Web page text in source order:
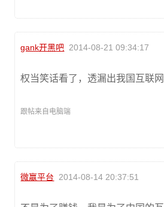
gank开黑吧 2014-08-21 09:34:17
权当笑话看了，透漏出我国互联
跟帖来自电脑端
微赢平台 2014-08-14 20:37:51